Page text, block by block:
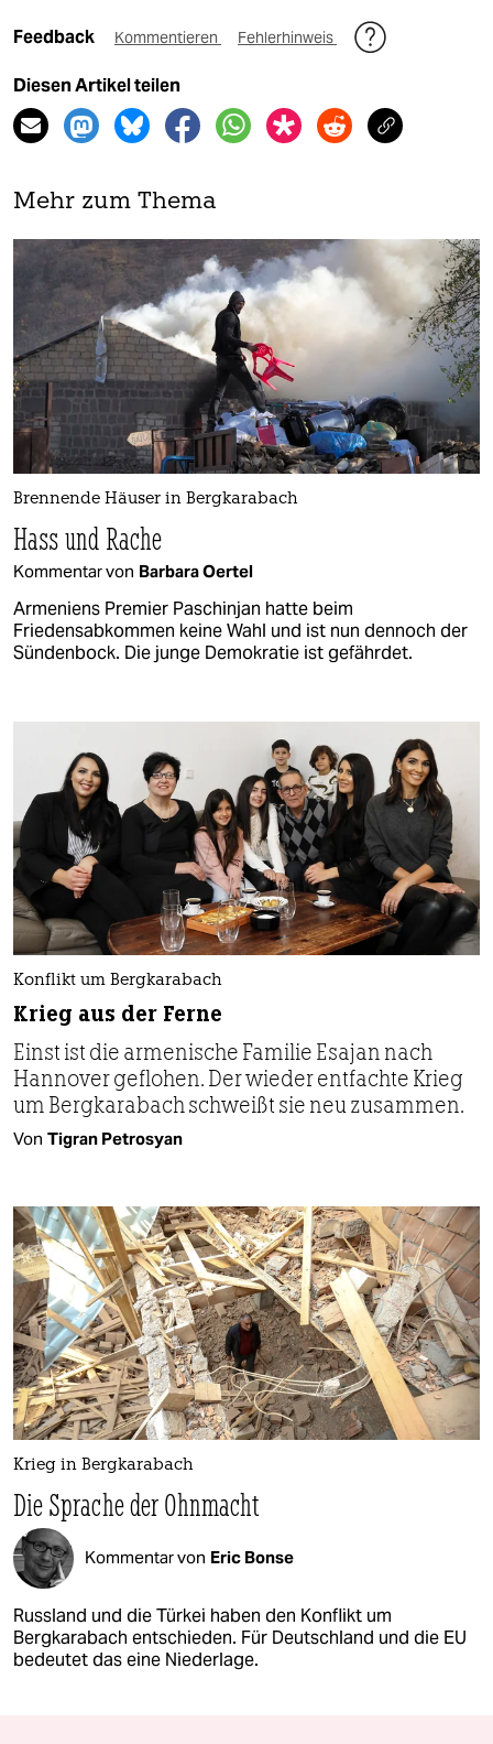
Feedback Kommentieren Fehlerhinweis
Diesen Artikel teilen
Mehr zum Thema
Brennende Häuser in Bergkarabach
Hass und Rache
Kommentar von Barbara Oertel
Armeniens Premier Paschinjan hatte beim
Friedensabkommen keine Wahl und ist nun dennoch der
Sündenbock. Die junge Demokratie ist gefährdet.
Konflikt um Bergkarabach
Krieg aus der Ferne
Einst ist die armenische Familie Esajan nach
Hannover geflohen. Der wieder entfachte Krieg
um Bergkarabach schweißt sie neu zusammen.
Von Tigran Petrosyan
Krieg in Bergkarabach
Die Sprache der Ohnmacht
Kommentar von Eric Bonse
Russland und die Türkei haben den Konflikt um
Bergkarabach entschieden. Für Deutschland und die EU
bedeutet das eine Niederlage.